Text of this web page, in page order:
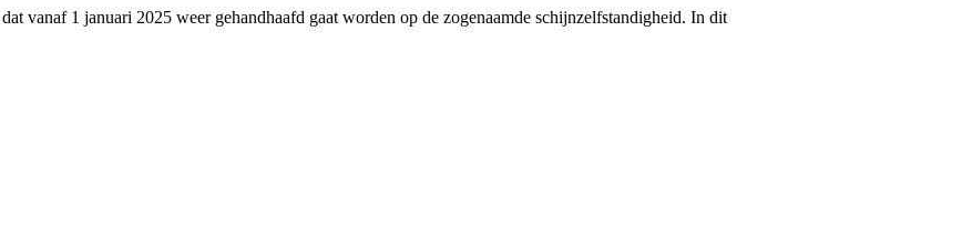
vanaf 1 januari 2025 weer gehandhaafd gaat worden op de zogenaamde schijnzelfstandigheid. In dit